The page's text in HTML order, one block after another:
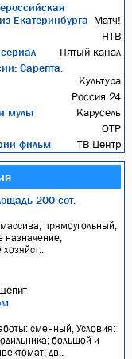
Екатеринбурга Матч!
НТВ
Пятый канал
Сарепта.
Культура
Россия 24
мульт Карусель
ОТР
фильм ТВ Центр
200 сот.
прямоугольный,
назначение,
сменный, Условия:
большой и
дв..